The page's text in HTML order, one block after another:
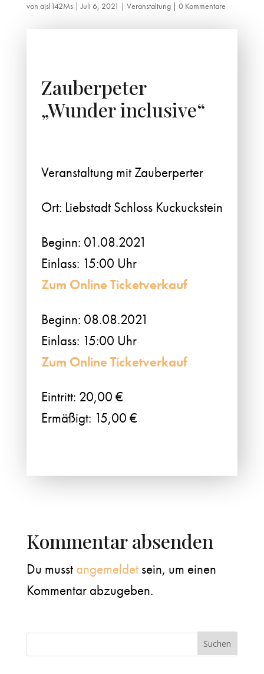
von ajsl142Ms|Juli 6, 2021 | Veranstaltung| 0 Kommentare
Zauberpeter
„Wunder inclusive“
Veranstaltung mit Zauberperter
Ort: Liebstadt Schloss Kuckuckstein
Beginn: 01.08.2021
Einlass: 15:00 Uhr
Zum Online Ticketverkauf
Beginn: 08.08.2021
Einlass: 15:00 Uhr
Zum Online Ticketverkauf
Eintritt: 20,00 €
Ermäßigt: 15,00 €
Kommentar absenden
Du musst angemeldetsein, um einen
Kommentar abzugeben.